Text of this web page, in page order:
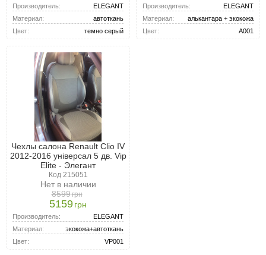
Производитель:
ELEGANT
Материал:
автоткань
Цвет:
темно серый
Производитель:
ELEGANT
Материал:
алькантара + экокожа
Цвет:
A001
Чехлы салона Renault Clio IV
2012-2016 універсал 5 дв. Vip
Elite - Элегант
Код 215051
Нет в наличии
8599грн
5159грн
Производитель:
ELEGANT
Материал:
экокожа+автоткань
Цвет:
VP001